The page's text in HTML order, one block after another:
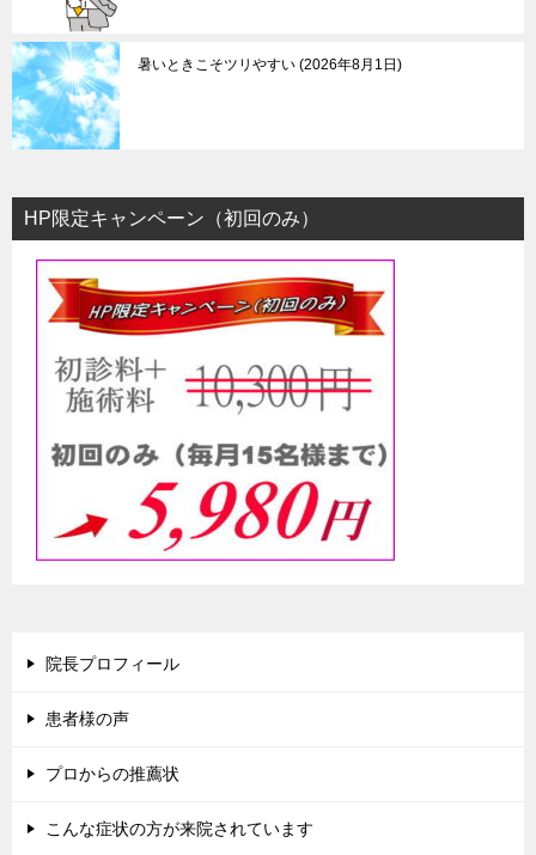
暑いときこそツリやすい 2026年8月1日
HP限定キャンペーン（初回のみ）
院長プロフィール
患者様の声
プロからの推薦状
こんな症状の方が来院されています